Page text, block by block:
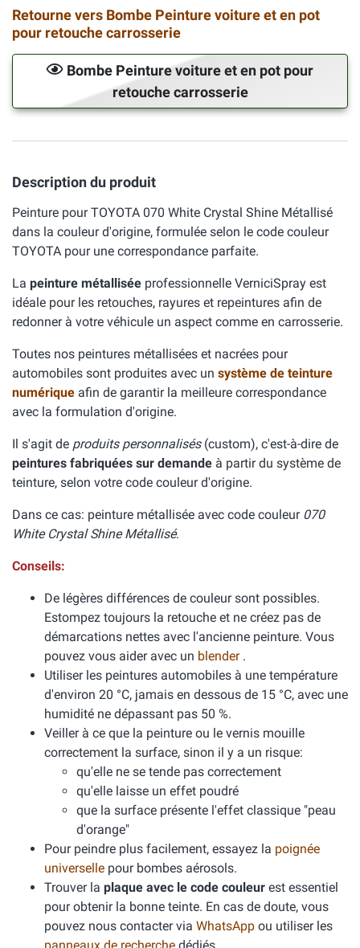
Retourne vers Bombe Peinture voiture et en pot
pour retouche carrosserie
Bombe Peinture voiture et en pot pour
retouche carrosserie
Description du produit
Peinture pour TOYOTA 070 White Crystal Shine Métallisé
dans la couleur d'origine, formulée selon le code couleur
TOYOTA pour une correspondance parfaite.
La peinture métallisée professionnelle VerniciSpray est
idéale pour les retouches, rayures et repeintures afin de
redonner à votre véhicule un aspect comme en carrosserie.
Toutes nos peintures métallisées et nacrées pour
automobiles sont produites avec un système de teinture
numérique afin de garantir la meilleure correspondance
avec la formulation d'origine.
Il s'agit de produits personnalisés(custom), c'est-à-dire de
peintures fabriquées sur demande à partir du système de
teinture, selon votre code couleur d'origine.
Dans ce cas: peinture métallisée avec code couleur 070
White Crystal Shine Métallisé.
Conseils:
De légères différences de couleur sont possibles.
Estompez toujours la retouche et ne créez pas de
démarcations nettes avec l'ancienne peinture. Vous
pouvez vous aider avec un blender .
Utiliser les peintures automobiles à une température
d'environ 20 °C, jamais en dessous de 15 °C, avec une
humidité ne dépassant pas 50 %.
Veiller à ce que la peinture ou le vernis mouille
correctement la surface, sinon il y a un risque:
qu'elle ne se tende pas correctement
qu'elle laisse un effet poudré
que la surface présente l'effet classique "peau
d'orange"
Pour peindre plus facilement, essayez la poignée
universelle pour bombes aérosols.
Trouver la plaque avec le code couleur est essentiel
pour obtenir la bonne teinte. En cas de doute, vous
pouvez nous contacter via WhatsApp ou utiliser les